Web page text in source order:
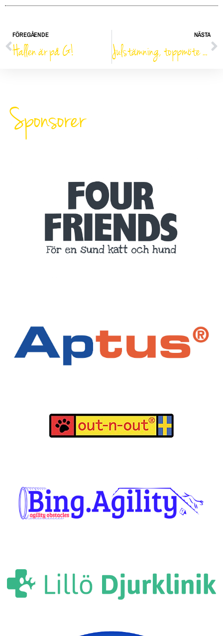
FÖREGÅENDE
Hallen är på G!
NÄSTA
Julstämning, toppmöte & NM
Sponsorer